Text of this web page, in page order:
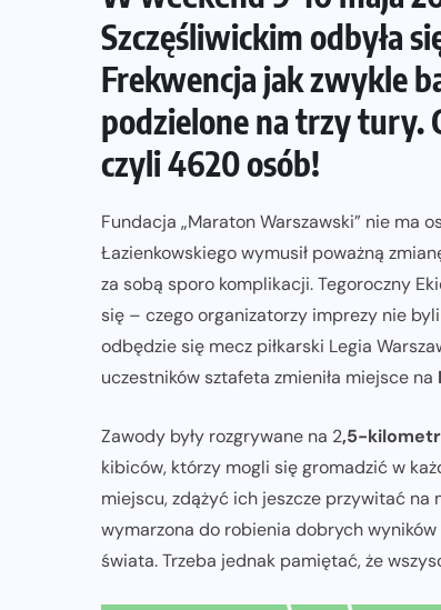
Szczęśliwickim odbyła
Frekwencja jak zwykle
podzielone na trzy tury.
czyli 4620 osób!
Fundacja „Maraton Warszawski” nie ma
Łazienkowskiego wymusił poważną
za sobą sporo komplikacji. Tegoroczny
się – czego organizatorzy imprezy nie
odbędzie się mecz piłkarski Legia
uczestników sztafeta zmieniła miejsce na
Zawody były rozgrywane na 2,5-
kibiców, którzy mogli się gromadzić w
miejscu, zdążyć ich jeszcze przywitać na
wymarzona do robienia dobrych
świata. Trzeba jednak pamiętać, że
ZAPOWIEDZI IMPREZ
Sprawdzone trasy wracają!
przebieg 43. Toruń Maratonu,
Toruń Półmaratonu i biegu na 5
06-08-2026